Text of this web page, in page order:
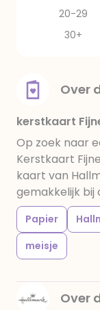
20-29
30+
Over
kerstkaart
Op zoek naar
Kerstkaart
kaart van
gemakkelijk bij
Papier
meisje
Over